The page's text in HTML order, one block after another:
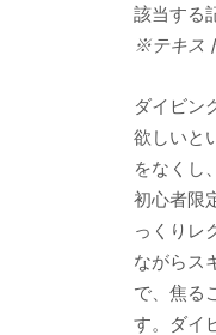
該当する
※テキス
ダイビン
欲しいと
をなくし
初心者限
っくりレ
ながらス
で、焦る
す。ダイ